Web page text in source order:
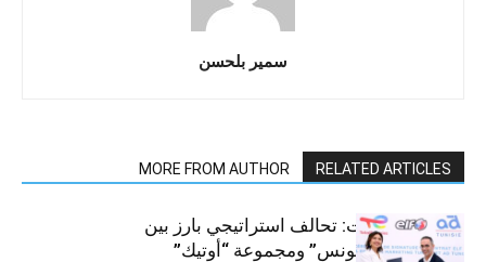
سمير بلحسن
RELATED ARTICLES
MORE FROM AUTHOR
قطاع السيارات: تحالف استراتيجي بارز بين
“توتال إنرجيز تونس” ومجموعة “أوتيك”